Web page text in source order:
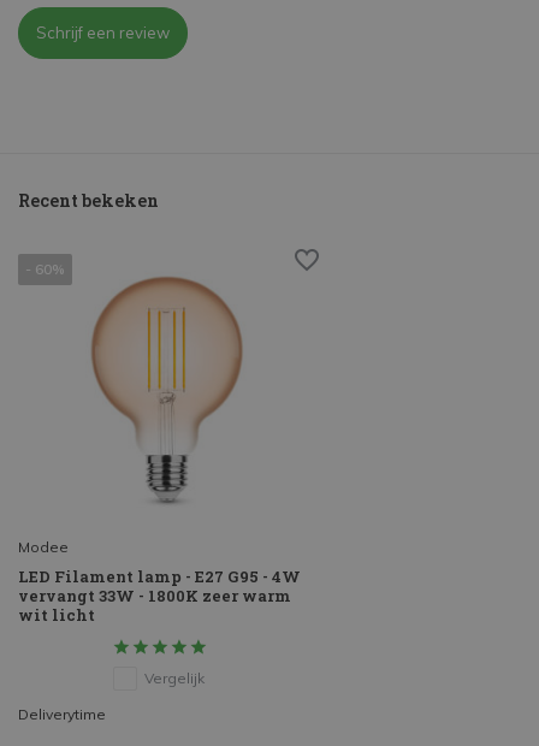
Schrijf een review
Recent bekeken
- 60%
Modee
LED Filament lamp - E27 G95 - 4W
vervangt 33W - 1800K zeer warm
wit licht
Vergelijk
Deliverytime